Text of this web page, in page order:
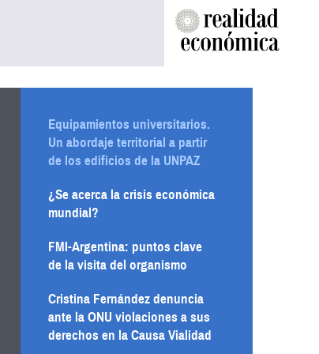
Equipamientos universitarios.
Un abordaje territorial a partir
de los edificios de la UNPAZ
¿Se acerca la crisis económica
mundial?
FMI-Argentina: puntos clave
de la visita del organismo
Cristina Fernández denuncia
ante la ONU violaciones a sus
derechos en la Causa Vialidad